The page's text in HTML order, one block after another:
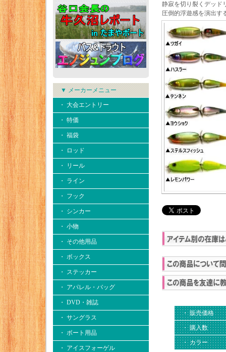
▼ メーカーメニュー
・ 大会エントリー
・ 特価
・ 福袋
・ ロッド
・ リール
・ ライン
・ フック
・ シンカー
・ 小物
・ その他用品
・ ボックス
・ ステッカー
・ アパレル・バッグ
・ DVD・雑誌
・ サングラス
・ ボート用品
・ アイスフォーゲル
静寂を切り裂くデッド
圧倒的浮遊感を演出す
・ 販売価格
・ 購入数
・ カラー